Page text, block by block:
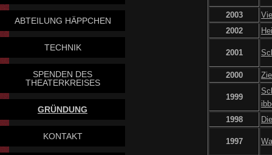
ABTEILUNG HÄPPCHEN
TECHNIK
SPENDEN DES
THEATERKREISES
GRÜNDUNG
KONTAKT
2003
2002
2001
2000
1999
1998
1997